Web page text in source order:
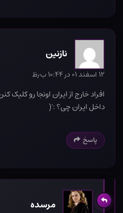
نازنین
۱۲ اسفند ۰۱ در ۱۰:۴۴ ب٫ظ
افراد خارج از ایران اونجا رو کلیک
داخل ایران چی؟ :'(
پاسخ
مرسده